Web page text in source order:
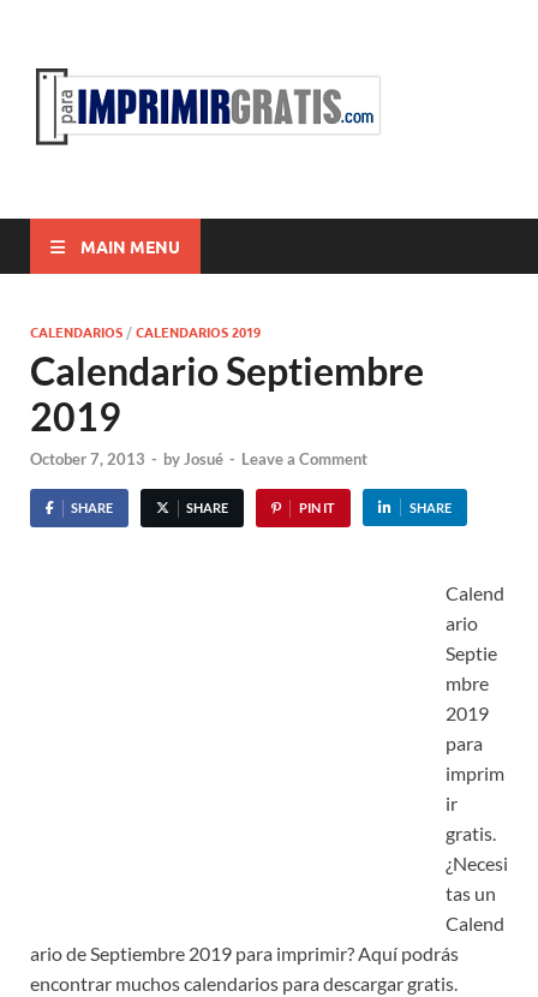
MAIN MENU
CALENDARIOS /CALENDARIOS 2019
Calendario Septiembre
2019
October 7, 2013 - byJosué - Leave a Comment
SHARE SHARE PIN IT SHARE
Calend
ario
Septie
mbre
2019
para
imprim
ir
gratis.
¿Necesi
tas un
Calend
ario de Septiembre 2019 para imprimir? Aquí podrás
encontrar muchos calendarios para descargar gratis.